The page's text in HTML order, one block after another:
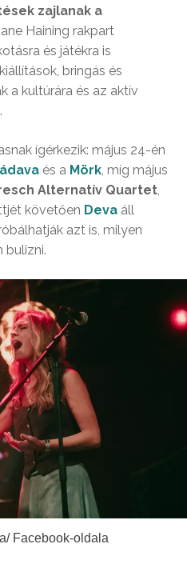
zajlanak a
Haining rakpart
és játékra is
bringás és
a kultúrára és az aktív
ígérkezik: május 24-én
és a Mörk, míg május
Alternatív Quartet,
követően Deva áll
azt is, milyen
bulizni.
Facebook-oldala